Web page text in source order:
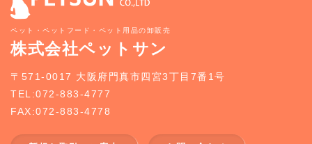
ペット・ペットフード・ペット用品の卸販売
株式会社ペットサン
〒571-0017 大阪府門真市四宮3丁目7番1号
TEL:072-883-4777
FAX:072-883-4778